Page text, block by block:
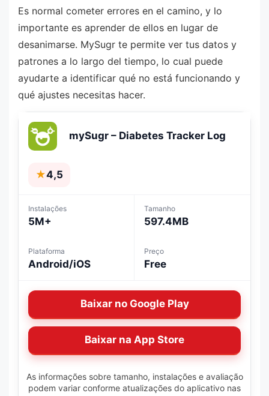
Es normal cometer errores en el camino, y lo
importante es aprender de ellos en lugar de
desanimarse. MySugr te permite ver tus datos y
patrones a lo largo del tiempo, lo cual puede
ayudarte a identificar qué no está funcionando y
qué ajustes necesitas hacer.
mySugr – Diabetes Tracker Log
★4,5
Instalações
5M+
Tamanho
597.4MB
Plataforma
Android/iOS
Preço
Free
Baixar no Google Play
Baixar na App Store
As informações sobre tamanho, instalações e avaliação
podem variar conforme atualizações do aplicativo nas